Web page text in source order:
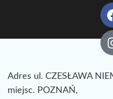
Adres ul. CZESŁAWA
miejsc. POZNAŃ,